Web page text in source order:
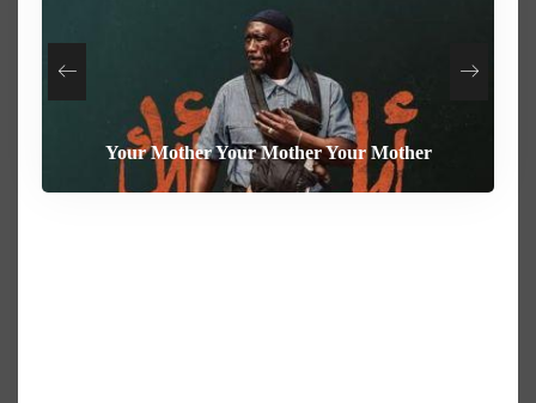
The Weight
Your Mother Your Mother Your Mother
Heart of the Beast
Behemoth